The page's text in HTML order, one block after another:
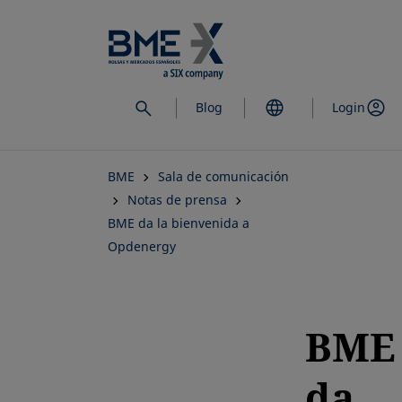
al
contenido
principal
Blog Login
BME
Sala de comunicación
Notas de prensa
BME da la bienvenida a
Opdenergy
BME